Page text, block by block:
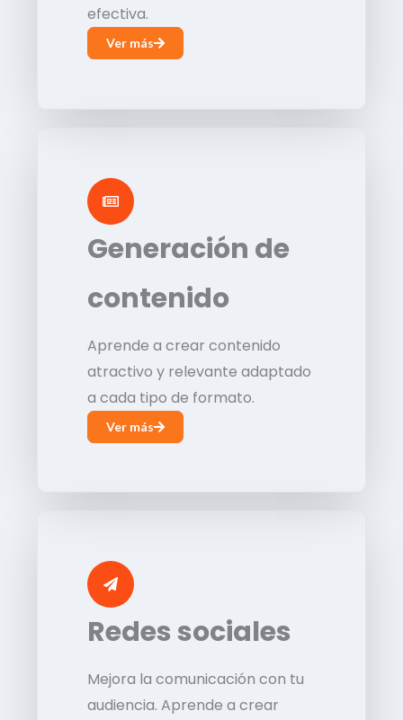
efectiva.
Ver más
Generación de
contenido
Aprende a crear contenido
atractivo y relevante adaptado
a cada tipo de formato.
Ver más
Redes sociales
Mejora la comunicación con tu
audiencia. Aprende a crear